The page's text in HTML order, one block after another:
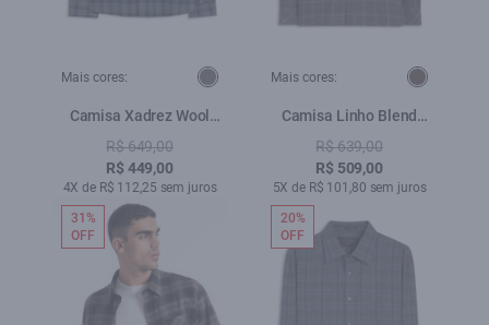
Mais cores:
Camisa Xadrez Wool
Touch Frost Loose
Xangai Grafite
R$ 649,00
R$ 449,00
4X de R$ 112,25 sem juros
Mais cores:
Camisa Linho Blend
Xadrez Country Tabaco
R$ 639,00
R$ 509,00
5X de R$ 101,80 sem juros
31%
OFF
20%
OFF